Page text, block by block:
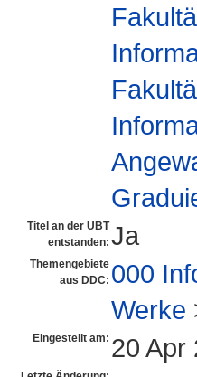
Titel an der UBT
entstanden: Ja
Themengebiete
aus DDC: 000
Werke
Eingestellt am: 20 Apr